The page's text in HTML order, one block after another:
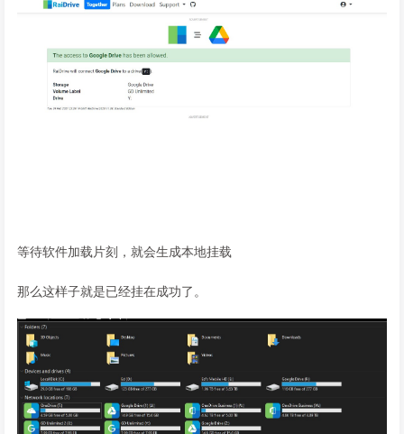
等待软件加载片刻，就会生成本地挂载
那么这样子就是已经挂在成功了。